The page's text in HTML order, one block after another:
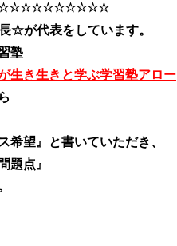
☆が代表をしています。
塾
生き生きと学ぶ学習塾アロー
望』と書いていただき、
点』